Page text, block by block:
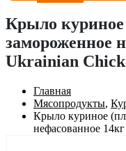
Крыло куриное
замороженное
Ukrainian
Главная
Мясопродукты,
Крыло куриное
нефасованное